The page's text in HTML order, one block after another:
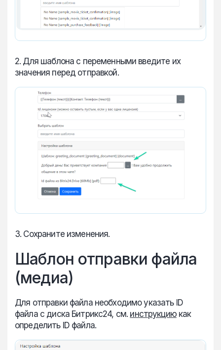
2. Для шаблона с переменными введите их
значения перед отправкой.
3. Сохраните изменения.
Шаблон отправки файла
(медиа)
Для отправки файла необходимо указать ID
файла с диска Битрикс24, см. инструкциюкак
определить ID файла.